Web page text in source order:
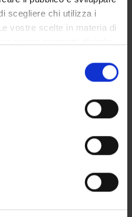
scegliere chi utilizza i
vostre scelte in materia di
consenso in qualsiasi
sui cookie o facendo clic
sulla tua posizione
di qualche
scansionandolo